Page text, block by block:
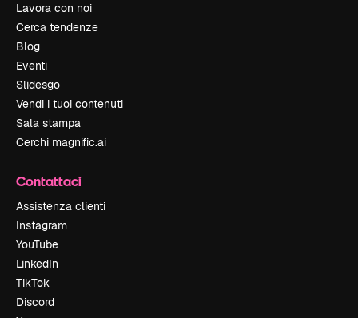
Lavora con noi
Cerca tendenze
Blog
Eventi
Slidesgo
Vendi i tuoi contenuti
Sala stampa
Cerchi magnific.ai
Contattaci
Assistenza clienti
Instagram
YouTube
LinkedIn
TikTok
Discord